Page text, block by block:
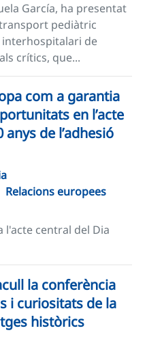
García, ha presentat
pediàtric
de
crítics, que...
com a garantia
en l’acte
de l’adhesió
Relacions europees
l'acte central del Dia
la conferència
i curiositats de la
històrics